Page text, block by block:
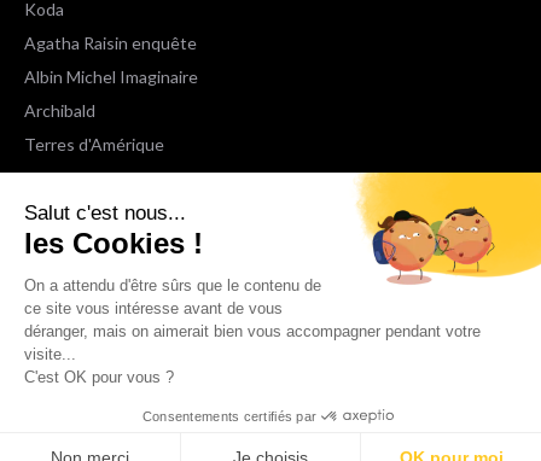
Salut c'est nous...
les Cookies !
On a attendu d'être sûrs que le contenu de
ce site vous intéresse avant de vous
déranger, mais on aimerait bien vous accompagner pendant votre
visite...
C'est OK pour vous ?
Consentements certifiés par
Koda
Agatha Raisin enquête
Albin Michel Imaginaire
Archibald
Terres d'Amérique
Espaces Libres Poche
NOX
Wiz
Voir toutes les collections
Nous suivre